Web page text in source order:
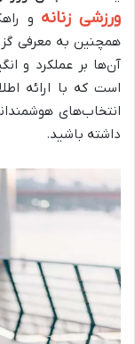
ورزشی زنانه و
همچنین به معرفی
آن‌ها بر عملکرد و
است که با ارائه
انتخاب‌های
داشته باشید.